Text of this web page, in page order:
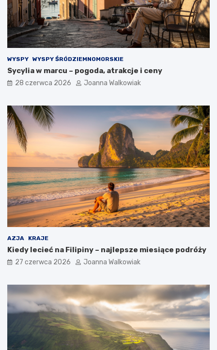
WYSPY WYSPY ŚRÓDZIEMNOMORSKIE
Sycylia w marcu – pogoda, atrakcje i ceny
28 czerwca 2026 Joanna Walkowiak
AZJA KRAJE
Kiedy lecieć na Filipiny – najlepsze miesiące podróży
27 czerwca 2026 Joanna Walkowiak